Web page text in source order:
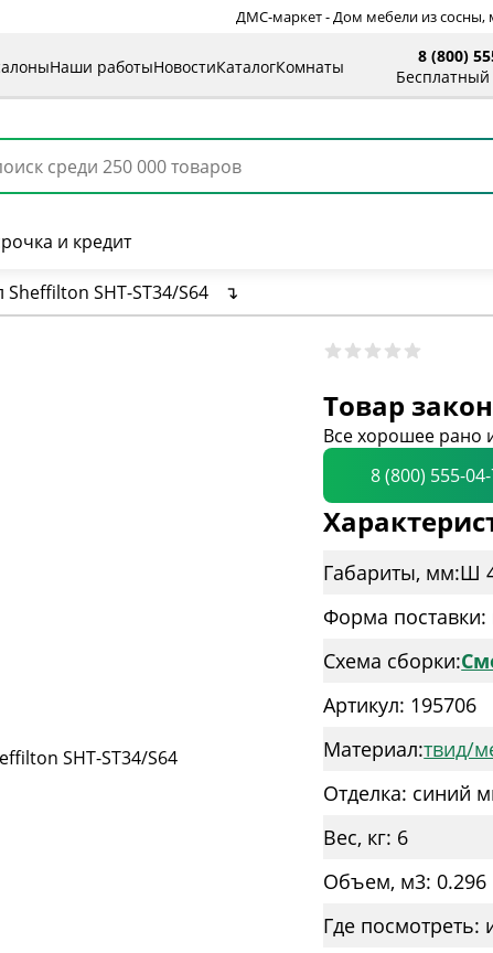
ДМС-маркет - Дом мебели из сосны,
Наши работыНовостиКаталогКомнаты
8 (800)
Бесплатный
и кредит
Sheffilton SHT-ST34/S64 ↴
Товар
Все хорошее рано
8 (800) 555-
Габариты, мм:Ш
Форма
Схема сборки:
Артикул: 195706
Материал:твид/
Отделка: синий
Вес, кг: 6
Объем, м3: 0.296
Где посмотреть: